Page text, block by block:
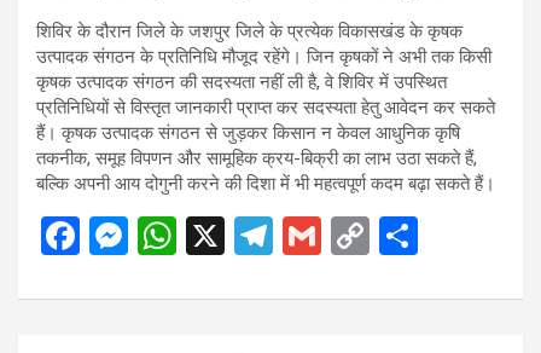
शिविर के दौरान जिले के जशपुर जिले के प्रत्येक विकासखंड के कृषक
उत्पादक संगठन के प्रतिनिधि मौजूद रहेंगे। जिन कृषकों ने अभी तक किसी
कृषक उत्पादक संगठन की सदस्यता नहीं ली है, वे शिविर में उपस्थित
प्रतिनिधियों से विस्तृत जानकारी प्राप्त कर सदस्यता हेतु आवेदन कर सकते
हैं। कृषक उत्पादक संगठन से जुड़कर किसान न केवल आधुनिक कृषि
तकनीक, समूह विपणन और सामूहिक क्रय-बिक्री का लाभ उठा सकते हैं,
बल्कि अपनी आय दोगुनी करने की दिशा में भी महत्वपूर्ण कदम बढ़ा सकते हैं।
F
ce
M
se
W
at
X
T
e
G
ail
C
py ar